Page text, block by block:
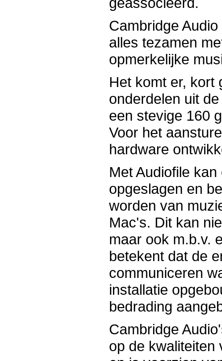
Cambridge
alles tezamen
opmerkelijke
Het komt er, kort
onderdelen uit
een stevige 160
Voor het
hardware
Met Audiofile
opgeslagen en
worden van
Mac's. Dit kan
maar ook m.b.v.
betekent dat de
communiceren
installatie
bedrading
Cambridge
op de kwaliteiten